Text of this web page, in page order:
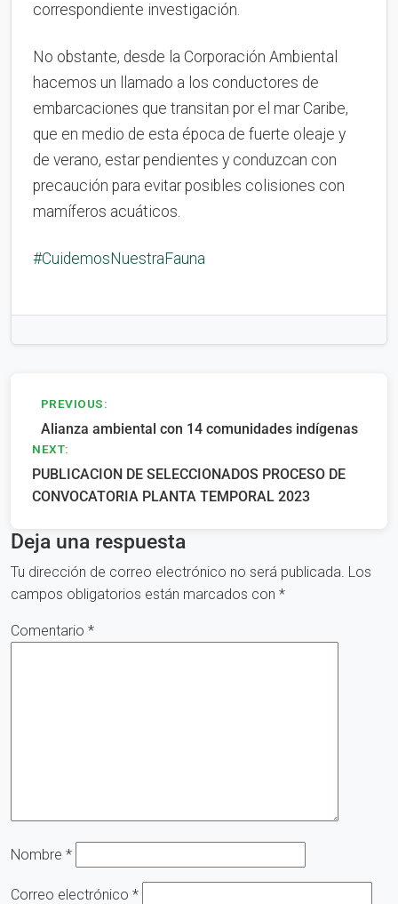
correspondiente investigación.
No obstante, desde la Corporación Ambiental
hacemos un llamado a los conductores de
embarcaciones que transitan por el mar Caribe,
que en medio de esta época de fuerte oleaje y
de verano, estar pendientes y conduzcan con
precaución para evitar posibles colisiones con
mamíferos acuáticos.
#CuidemosNuestraFauna
Navegación
de
entradas
PREVIOUS:
Alianza ambiental con 14 comunidades indígenas
NEXT:
PUBLICACION DE SELECCIONADOS PROCESO DE
CONVOCATORIA PLANTA TEMPORAL 2023
Deja una respuesta
Tu dirección de correo electrónico no será publicada. Los
campos obligatorios están marcados con *
Comentario *
Nombre *
Correo electrónico *